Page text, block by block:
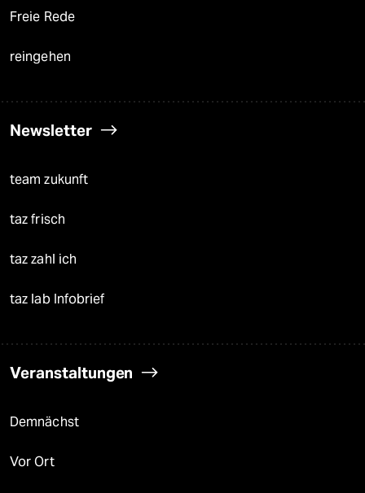
Freie Rede
reingehen
Newsletter
team zukunft
taz frisch
taz zahl ich
taz lab Infobrief
Veranstaltungen
Demnächst
Vor Ort